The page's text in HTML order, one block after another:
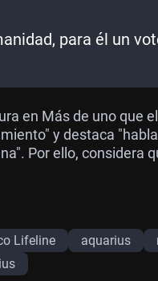
para él un
en Más de uno que
y destaca
Por ello, considera
Lifeline aquarius